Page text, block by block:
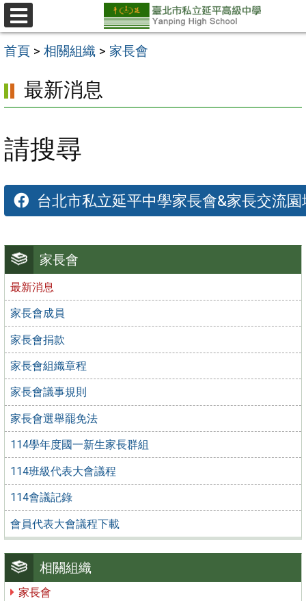
跳
至
主
容
區
選
單
首頁 > 相關組織 > 家長會
家長會
最新消息
家長會成員
家長會捐款
家長會組織章程
家長會議事規則
家長會選舉罷免法
114學年度國一新生家長群組
114班級代表大會議程
114會議記錄
會員代表大會議程下載
相關組織
家長會
最新消息
請搜尋
台北市私立延平中學家長會&家長交流園